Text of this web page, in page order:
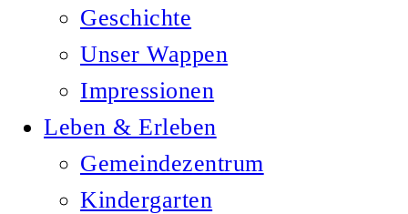
Geschichte
Unser Wappen
Impressionen
Leben & Erleben
Gemeindezentrum
Kindergarten